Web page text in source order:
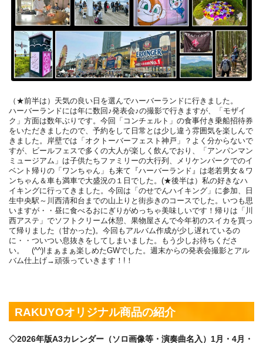
（★前半は）天気の良い日を選んでハーバーランドに行きました。
ハーバーランドには年に数回♪発表会♪の撮影で行きますが、「モザイ
ク」方面は数年ぶりです。今回「コンチェルト」の食事付き乗船招待券
をいただきましたので、予約をして日常とは少し違う雰囲気を楽しんで
きました。岸壁では「オクトーバーフェスト神戸」？よく分からないで
すが、ビールフェスで多くの大人が楽しく飲んでおり、「アンパンマン
ミュージアム」は子供たちファミリーの大行列、メリケンパークでのイ
ベント帰りの「ワンちゃん」も来て『ハーバーランド』は老若男女＆ワ
ンちゃん＆車も満車で大盛況の１日でした。(★後半は）私の好きなハ
イキングに行ってきました。今回は「のせでんハイキング」に参加、日
生中央駅～川西清和台までの山上りと街歩きのコースでした。いつも思
いますが・・昼に食べるおにぎりがめっちゃ美味しいです！帰りは「川
西アステ」でソフトクリーム休憩、果物屋さんで今年初のスイカを買っ
て帰りました（甘かった)。今回もアルバム作成が少し遅れているの
に・・ついつい息抜きをしてしまいました。もう少しお待ちくださ
い。 (^^)!まぁまぁ楽しめたGWでした。週末からの発表会撮影とアル
バム仕上げ→頑張っていきます！!！
RAKUYOオリジナル商品の紹介
◇2026年版A3カレンダー（ソロ画像等・演奏曲名入）1月・4月・